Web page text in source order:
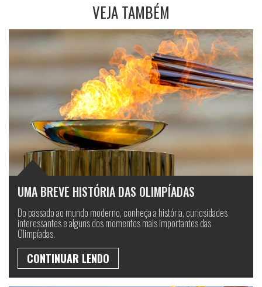
VEJA TAMBÉM
UMA BREVE HISTÓRIA DAS OLIMPÍADAS
Do passado ao mundo moderno, conheça a história, curiosidades
interessantes e alguns dos momentos mais importantes das
Olimpíadas.
CONTINUAR LENDO